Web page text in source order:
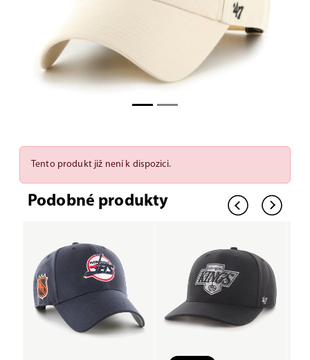
Tento produkt již není k dispozici.
Podobné produkty